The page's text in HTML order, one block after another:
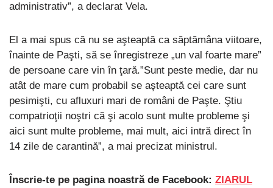
administrativ”, a declarat Vela.
El a mai spus că nu se aşteaptă ca săptămâna viitoare,
înainte de Paşti, să se înregistreze „un val foarte mare”
de persoane care vin în ţară.”Sunt peste medie, dar nu
atât de mare cum probabil se aşteaptă cei care sunt
pesimişti, cu afluxuri mari de români de Paşte. Ştiu
compatrioţii noştri că şi acolo sunt multe probleme şi
aici sunt multe probleme, mai mult, aici intră direct în
14 zile de carantină”, a mai precizat ministrul.
Înscrie-te pe pagina noastră de Facebook: ZIARUL